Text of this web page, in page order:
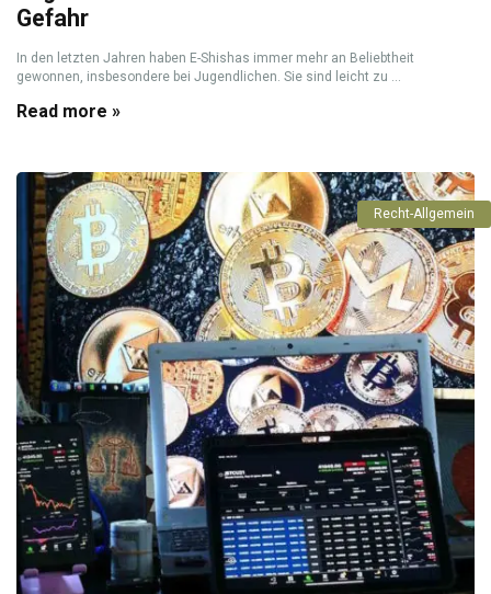
Gefahr
In den letzten Jahren haben E-Shishas immer mehr an Beliebtheit
gewonnen, insbesondere bei Jugendlichen. Sie sind leicht zu ...
Read more »
Recht-Allgemein